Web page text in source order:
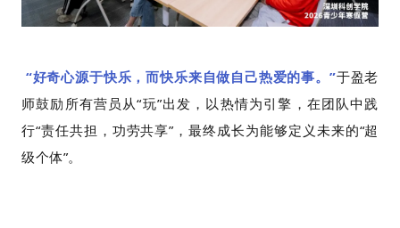
“好奇心源于快乐，而快乐来自做自己热爱的事。”于盈老
师鼓励所有营员从“玩”出发，以热情为引擎，在团队中践
行“责任共担，功劳共享”，最终成长为能够定义未来的“超
级个体”。